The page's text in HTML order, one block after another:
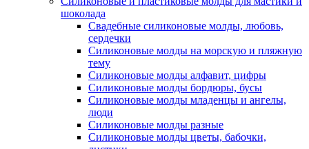
шоколада
Свадебные силиконовые молды, любовь,
сердечки
Силиконовые молды на морскую и пляжную
тему
Силиконовые молды алфавит, цифры
Силиконовые молды бордюры, бусы
Силиконовые молды младенцы и ангелы,
люди
Силиконовые молды разные
Силиконовые молды цветы, бабочки,